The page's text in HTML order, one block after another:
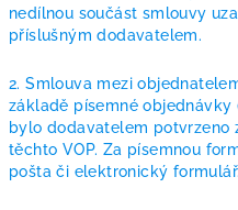
nedílnou součást smlouvy
příslušným dodavatelem.
2. Smlouva mezi
základě písemné objednávky
bylo dodavatelem potvrzeno
těchto VOP. Za písemnou
pošta či elektronický formulář.